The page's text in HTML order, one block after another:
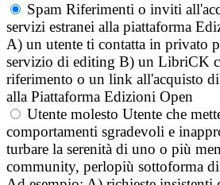
Spam Riferimenti o inviti
servizi estranei alla piattaforma
A) un utente ti contatta in privato
servizio di editing B) un LibriCK
riferimento o un link all'acquisto
alla Piattaforma Edizioni Open
Utente molesto Utente che
comportamenti sgradevoli e
turbare la serenità di uno o più
community, perlopiù sottoforma